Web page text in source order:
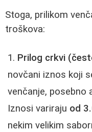
Stoga, prilikom
troškova:
Prilog crkvi
novčani iznos koji
venčanje, posebno
Iznosi variraju od
nekim velikim